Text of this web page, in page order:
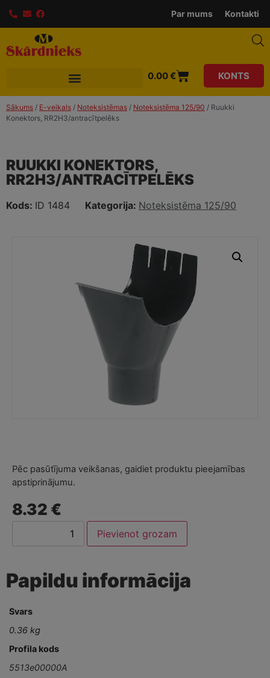
Par mums Kontakti
0.00€ KONTS
Sākums / E-veikals / Noteksistēmas / Noteksistēma 125/90 / Ruukki
Konektors, RR2H3/antracītpelēks
RUUKKI KONEKTORS,
RR2H3/ANTRACĪTPELĒKS
Kods: ID 1484 Kategorija: Noteksistēma 125/90
Pēc pasūtījuma veikšanas, gaidiet produktu pieejamības
apstiprinājumu.
8.32 €
Pievienot grozam
Papildu informācija
Svars
0.36 kg
Profila kods
5513e00000A